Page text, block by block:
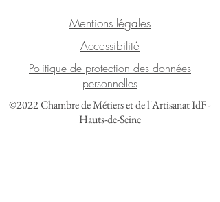
Mentions légales
Accessibilité
Politique de protection des données
personnelles
©2022 Chambre de Métiers et de l'Artisanat IdF -
Hauts-de-Seine